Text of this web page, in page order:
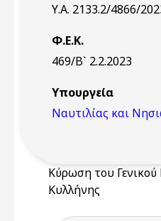
Υ.Α. 2133.2/4866/
Φ.Ε.Κ.
469/Β` 2.2.2023
Υπουργεία
Ναυτιλίας και
Κύρωση του
Κυλλήνης